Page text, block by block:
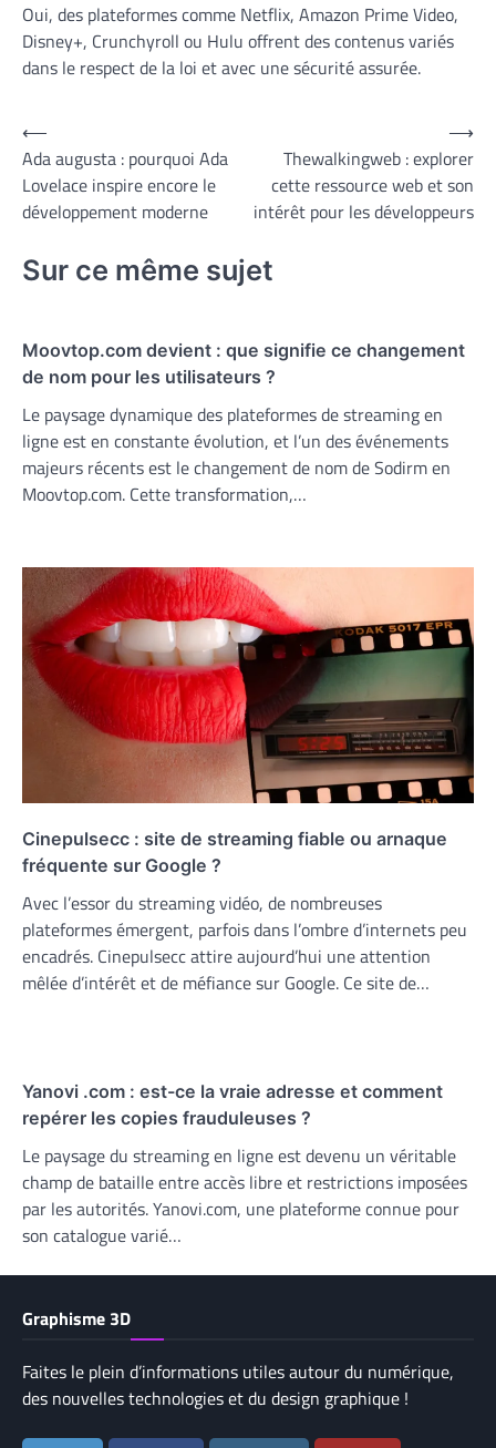
Oui, des plateformes comme Netflix, Amazon Prime Video,
Disney+, Crunchyroll ou Hulu offrent des contenus variés
dans le respect de la loi et avec une sécurité assurée.
Navigation
de
l’article
⟵
Ada augusta : pourquoi Ada
Lovelace inspire encore le
développement moderne
Thewalkingweb : explorer
cette ressource web et son
intérêt pour les développeurs
⟶
Sur ce même sujet
Moovtop.com devient : que signifie ce changement
de nom pour les utilisateurs ?
Le paysage dynamique des plateformes de streaming en
ligne est en constante évolution, et l’un des événements
majeurs récents est le changement de nom de Sodirm en
Moovtop.com. Cette transformation,…
Cinepulsecc : site de streaming fiable ou arnaque
fréquente sur Google ?
Avec l’essor du streaming vidéo, de nombreuses
plateformes émergent, parfois dans l’ombre d’internets peu
encadrés. Cinepulsecc attire aujourd’hui une attention
mêlée d’intérêt et de méfiance sur Google. Ce site de…
Yanovi .com : est-ce la vraie adresse et comment
repérer les copies frauduleuses ?
Le paysage du streaming en ligne est devenu un véritable
champ de bataille entre accès libre et restrictions imposées
par les autorités. Yanovi.com, une plateforme connue pour
son catalogue varié…
Graphisme 3D
Faites le plein d’informations utiles autour du numérique,
des nouvelles technologies et du design graphique !